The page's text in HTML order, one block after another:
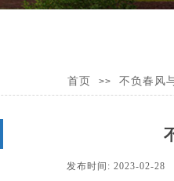
首页 >> 不负春风
发布时间: 2023-02-28